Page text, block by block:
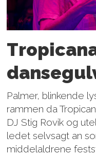
Palmer, blinkende
rammen da
DJ Stig Rovik og
ledet selvsagt an
middelaldrene